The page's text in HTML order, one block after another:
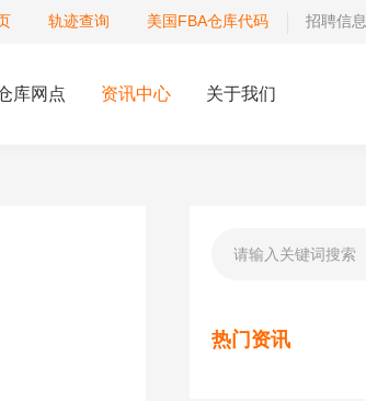
轨迹查询 美国FBA仓库代码 招聘信息
库网点 资讯中心 关于我们
热门资讯